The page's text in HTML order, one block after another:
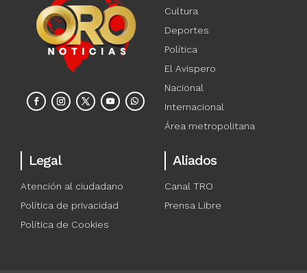
Cultura
Deportes
Política
El Avispero
Nacional
Internacional
Área metropolitana
Legal
Atención al ciudadano
Política de privacidad
Política de Cookies
Aliados
Canal TRO
Prensa Libre